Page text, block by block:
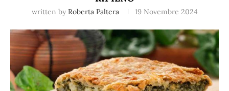
written by Roberta Paltera 19 Novembre 2024